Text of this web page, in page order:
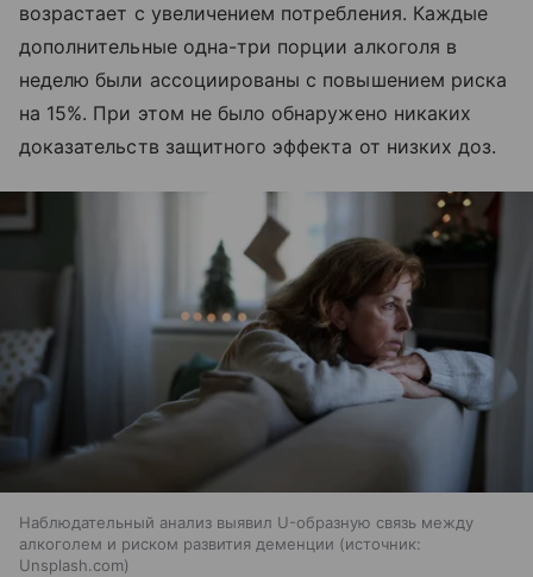
возрастает с увеличением потребления. Каждые
дополнительные одна-три порции алкоголя в
неделю были ассоциированы с повышением риска
на 15%. При этом не было обнаружено никаких
доказательств защитного эффекта от низких доз.
Наблюдательный анализ выявил U-образную связь между
алкоголем и риском развития деменции
источник:
Unsplash.com